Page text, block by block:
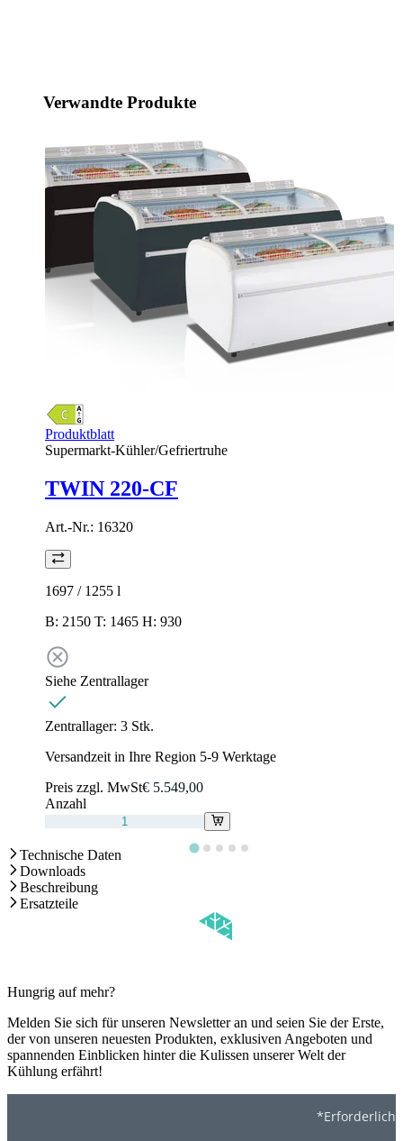
Verwandte Produkte
Produktblatt
Supermarkt-Kühler/Gefriertruhe
TWIN 220-CF
Art.-Nr.: 16320
1697 / 1255 l
B: 2150 T: 1465 H: 930
Siehe Zentrallager
Zentrallager: 3 Stk.
Versandzeit in Ihre Region 5-9 Werktage
Preis zzgl. MwSt€ 5.549,00
Anzahl
Technische Daten
Downloads
Beschreibung
Ersatzteile
Hungrig auf mehr?
Melden Sie sich für unseren Newsletter an und seien Sie der Erste,
der von unseren neuesten Produkten, exklusiven Angeboten und
spannenden Einblicken hinter die Kulissen unserer Welt der
Kühlung erfährt!
*Erforderlich